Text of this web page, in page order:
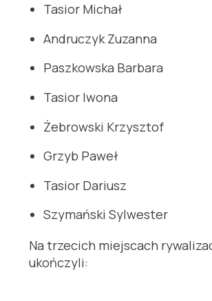
Tasior Michał
Andruczyk Zuzanna
Paszkowska Barbara
Tasior Iwona
Żebrowski Krzysztof
Grzyb Paweł
Tasior Dariusz
Szymański Sylwester
Na trzecich miejscach
ukończyli: